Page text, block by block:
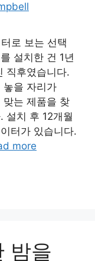
로 보는 선택
설치한 건 1년
직후였습니다.
놓을 자리가
는 제품을 찾
설치 후 12개월
터가 있습니다.
more
밤을